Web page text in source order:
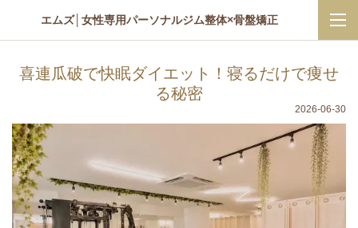
エムズ│女性専用パーソナルジム整体×骨盤矯正
喜連瓜破で快眠ダイエット！寝るだけで痩せ
る秘密
2026-06-30